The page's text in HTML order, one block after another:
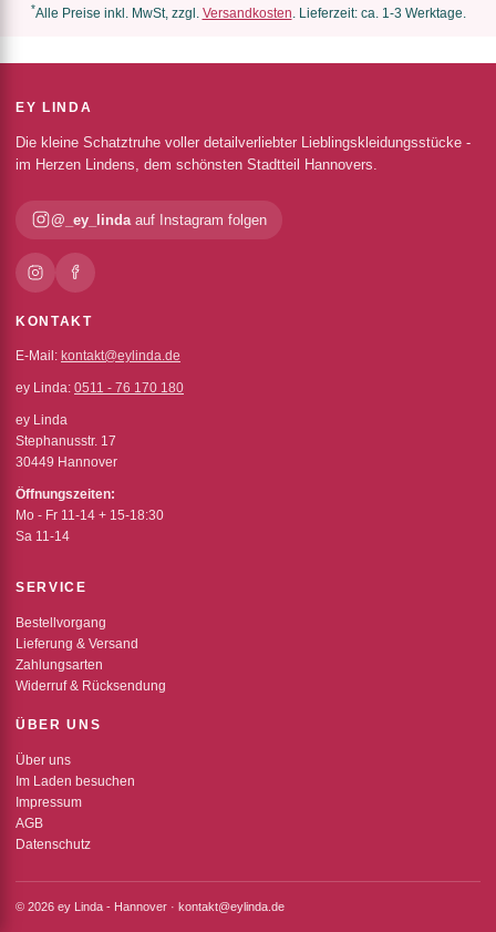
*Alle Preise inkl. MwSt, zzgl. Versandkosten . Lieferzeit: ca. 1-3 Werktage.
EY LINDA
Die kleine Schatztruhe voller detailverliebter Lieblingskleidungsstücke -
im Herzen Lindens, dem schönsten Stadtteil Hannovers.
@_ey_linda auf Instagram folgen
KONTAKT
E-Mail: kontakt@eylinda.de
ey Linda: 0511 - 76 170 180
ey Linda
Stephanusstr. 17
30449 Hannover
Öffnungszeiten:
Mo - Fr 11-14 + 15-18:30
Sa 11-14
SERVICE
Bestellvorgang
Lieferung & Versand
Zahlungsarten
Widerruf & Rücksendung
ÜBER UNS
Über uns
Im Laden besuchen
Impressum
AGB
Datenschutz
© 2026 ey Linda - Hannover · kontakt@eylinda.de